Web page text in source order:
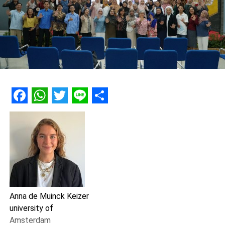
tertunda, sehingga kami harus berkolaborasi dengan mitra
seperti Mitra Wacana untuk menjaga keberlanjutan program,”
paparnya.
Suara dari Kelompok Perempuan: Tantangan Nyata di
Lapangan
menyoroti dampak langsung pemangkasan anggaran pada
program pemberdayaan perempuan. “Terus terang,
dampaknya terasa hingga ke tingkat bawah. Misalnya,
program cor blok jalan dua jalur yang tidak ramah bagi ibu
hamil atau kurangnya polisi tidur yang aman. Padahal,
infrastruktur yang inklusif adalah hak dasar perempuan,”
tegasnya.
Ia juga mengungkapkan keprihatinan atas kasus perundungan
(bullying) di Sentolo. “Kami berencana mengadakan sosialisasi
di sekolah, tetapi anggaran yang dipotong membuat kegiatan
ini terancam. Meski begitu, PKK berkomitmen untuk tetap
Facebook
WhatsApp
Twitter
Line
Anna de Muinck Keizer
university of
Amsterdam